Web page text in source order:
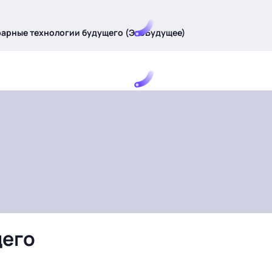
технологии будущего (ЭкоБудущее)